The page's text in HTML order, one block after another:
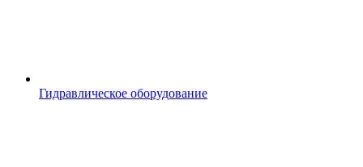
Гидравлическое оборудование